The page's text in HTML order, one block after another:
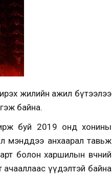
жилийн ажил бүтээлээ
байна.
буй 2019 онд хонины
мэнддээ анхаарал тавьж
болон харшилын өвчний
үүдэлтэй байна